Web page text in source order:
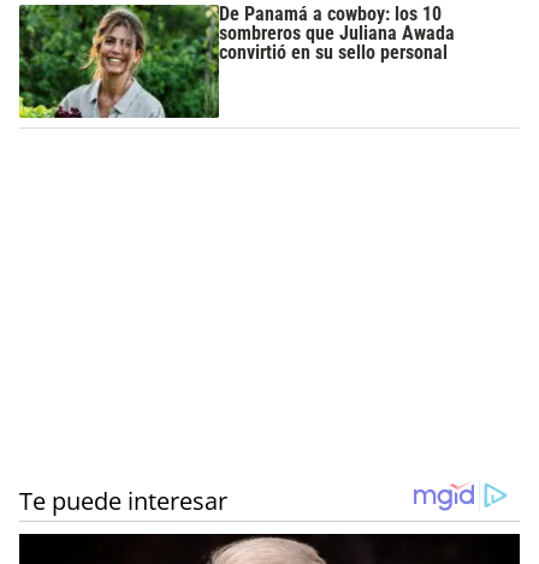
De Panamá a cowboy: los 10
sombreros que Juliana Awada
convirtió en su sello personal